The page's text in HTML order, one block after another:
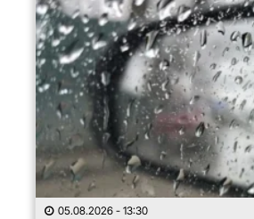
05.08.2026 - 13:30